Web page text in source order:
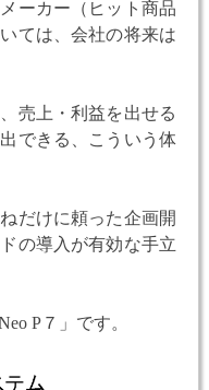
ーカー（ヒット商品
ては、会社の将来は
売上・利益を出せる
できる、こういう体
だけに頼った企画開
の導入が有効な手立
P７」です。